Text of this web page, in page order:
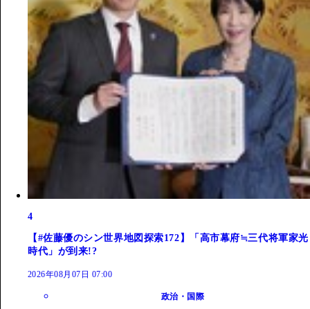
4
【#佐藤優のシン世界地図探索172】「高市幕府≒三代将軍家光
時代」が到来!?
2026年08月07日 07:00
政治・国際